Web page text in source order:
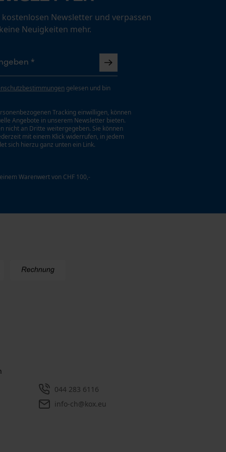
Newsletter und verpassen
Neuigkeiten mehr.
gelesen und bin
Tracking einwilligen, können
Angebote in unserem Newsletter bieten.
nicht an Dritte weitergegeben. Sie können
mit einem Klick widerrufen, in jedem
sich hierzu ganz unten ein Link.
Warenwert von CHF 100,-
044 283 6116
info-ch@kox.eu